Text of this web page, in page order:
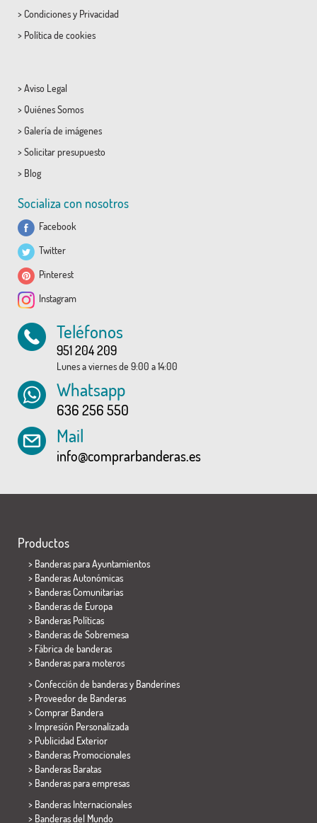
> Condicionesy Privacidad
> Política de cookies
> Aviso Legal
> Quiénes Somos
> Galería de imágenes
> Solicitar presupuesto
> Blog
Socializa con nosotros
Facebook
Twitter
Pinterest
Instagram
Teléfonos
951 204 209
Lunes a viernes de 9:00 a 14:00
Whatsapp
636 256 550
Mail
info@comprarbanderas.es
Productos
> Banderas para Ayuntamientos
> Banderas Autonómicas
> Banderas Comunitarias
> Banderas de Europa
> Banderas Políticas
> Banderas de Sobremesa
> Fábrica de banderas
> Banderas para moteros
> Confección de banderas y Banderines
> Proveedor de Banderas
> Comprar Bandera
> Impresión Personalizada
> Publicidad Exterior
> Banderas Promocionales
> Banderas Baratas
> Banderas para empresas
> Banderas Internacionales
> Banderas del Mundo